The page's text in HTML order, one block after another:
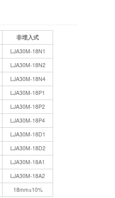
非埋入式
LJA30M-18N1
LJA30M-18N2
LJA30M-18N4
LJA30M-18P1
LJA30M-18P2
LJA30M-18P4
LJA30M-18D1
LJA30M-18D2
LJA30M-18A1
LJA30M-18A2
18mm±10%